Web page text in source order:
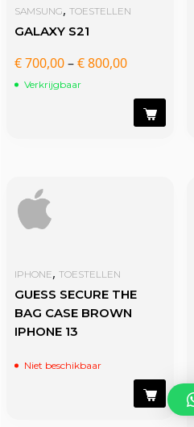
SAMSUNG, TOESTELLEN
GALAXY S21
€700,00–€800,00
Verkrijgbaar
IPHONE, TOESTELLEN
GUESS SECURE THE
BAG CASE BROWN
IPHONE 13
Niet beschikbaar